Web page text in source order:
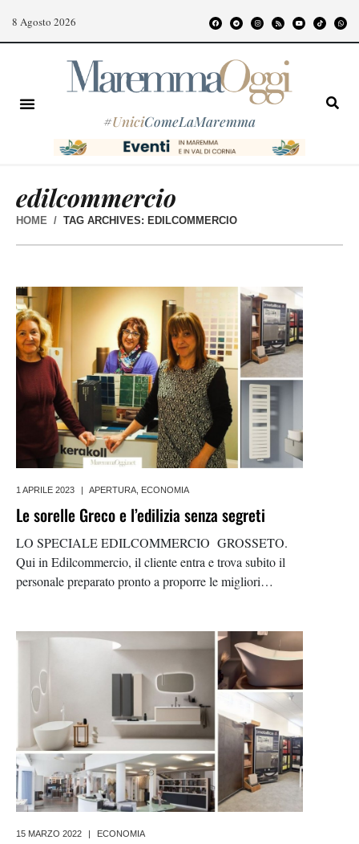
8 Agosto 2026
#UniciComeLaMaremma
edilcommercio
HOME TAG ARCHIVES: EDILCOMMERCIO
1 APRILE 2023 | APERTURA ECONOMIA
Le sorelle Greco e l’edilizia senza segreti
LO SPECIALE EDILCOMMERCIO GROSSETO.
Qui in Edilcommercio, il cliente entra e trova subito il
personale preparato pronto a proporre le migliori
«Uno dei primi
15 MARZO 2022 ECONOMIA